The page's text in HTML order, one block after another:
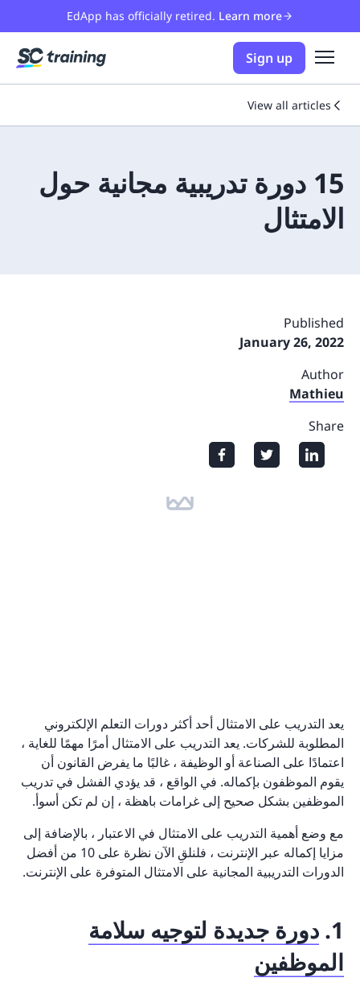
EdApp has officially retired. Learn more
Sign up
View all articles
15 دورة تدريبية مجانية حول
الامتثال
Published
January 26, 2022
Author
Mathieu
Share
يعد التدريب على الامتثال أحد أكثر دورات التعلم الإلكتروني
المطلوبة للشركات. يعد التدريب على الامتثال أمرًا مهمًا للغاية ،
اعتمادًا على الصناعة أو الوظيفة ، غالبًا ما يفرض القانون أن
يقوم الموظفون بإكماله. في الواقع ، قد يؤدي الفشل في تدريب
الموظفين بشكل صحيح إلى غرامات باهظة ، إن لم تكن أسوأ.
مع وضع أهمية التدريب على الامتثال في الاعتبار ، بالإضافة إلى
مزايا إكماله عبر الإنترنت ، فلنلقِ الآن نظرة على 10 من أفضل
الدورات التدريبية المجانية على الامتثال المتوفرة على الإنترنت.
1. دورة جديدة لتوجيه سلامة
الموظفين